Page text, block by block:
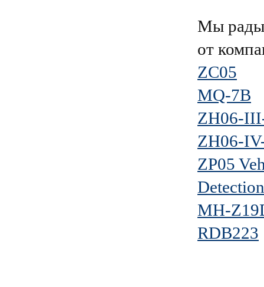
Мы рады
от
ZC05
MQ-7B
ZH06-
ZH06-
ZP05
MH-
RDB223